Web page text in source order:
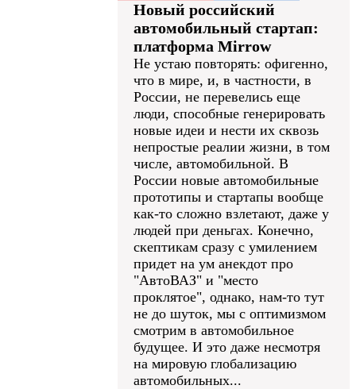
Новый российский
автомобильный стартап:
платформа Mirrow
Не устаю повторять: офигенно,
что в мире, и, в частности, в
России, не перевелись еще
люди, способные генерировать
новые идеи и нести их сквозь
непростые реалии жизни, в том
числе, автомобильной. В
России новые автомобильные
прототипы и стартапы вообще
как-то сложно взлетают, даже у
людей при деньгах. Конечно,
скептикам сразу с умилением
придет на ум анекдот про
"АвтоВАЗ" и "место
проклятое", однако, нам-то тут
не до шуток, мы с оптимизмом
смотрим в автомобильное
будущее. И это даже несмотря
на мировую глобализацию
автомобильных...